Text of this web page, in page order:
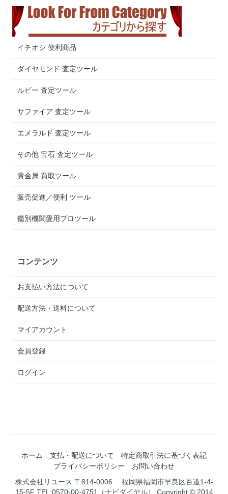
イチオシ 便利商品
ダイヤモンド 査定ツール
ルビー 査定ツール
サファイア 査定ツール
エメラルド 査定ツール
その他 宝石 査定ツール
貴金属 買取ツール
販売促進／便利 ツール
鑑別機関愛用プロツール
コンテンツ
お支払い方法について
配送方法・送料について
マイアカウント
会員登録
ログイン
ホーム 支払・配送について
特定商取引法に基づく表記
プライバシーポリシー
お問い合わせ
株式会社リユース 〒814-0006 福岡県福岡市早良区百道1-4-
15-5F TEL:0570-00-4751（ナビダイヤル） Copyright © 2014